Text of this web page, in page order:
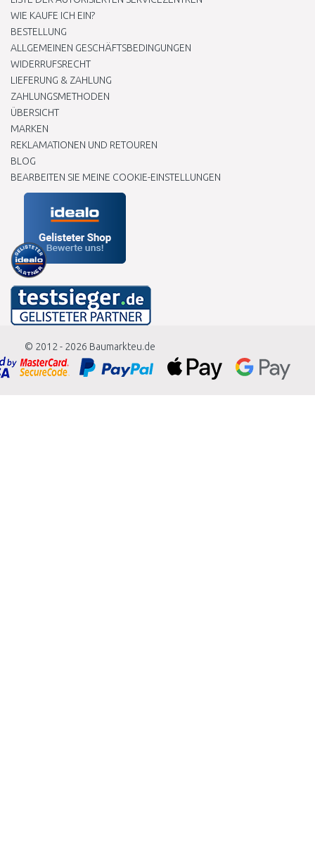
WIE KAUFE ICH EIN?
BESTELLUNG
ALLGEMEINEN GESCHÄFTSBEDINGUNGEN
WIDERRUFSRECHT
LIEFERUNG & ZAHLUNG
ZAHLUNGSMETHODEN
ÜBERSICHT
MARKEN
REKLAMATIONEN UND RETOUREN
BLOG
BEARBEITEN SIE MEINE COOKIE-EINSTELLUNGEN
© 2012 - 2026 Baumarkteu.de